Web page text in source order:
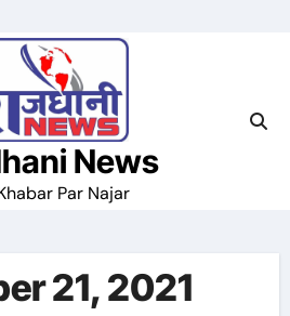
News
Par Najar
21, 2021